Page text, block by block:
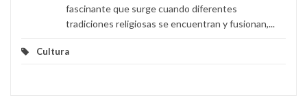
fascinante que surge cuando diferentes
tradiciones religiosas se encuentran y fusionan,...
Cultura